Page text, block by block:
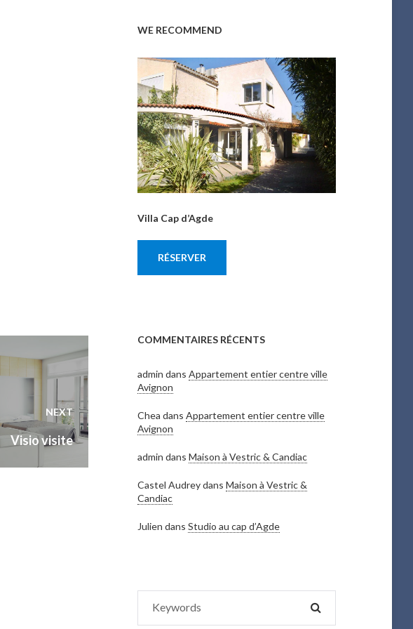
NEXT
Visio visite
WE RECOMMEND
Villa Cap d’Agde
RÉSERVER
COMMENTAIRES RÉCENTS
admin dans Appartement entier centre ville
Avignon
Chea dans Appartement entier centre ville
Avignon
admin dans Maison à Vestric & Candiac
Castel Audreydans Maison à Vestric &
Candiac
Julien dans Studio au cap d’Agde
for: